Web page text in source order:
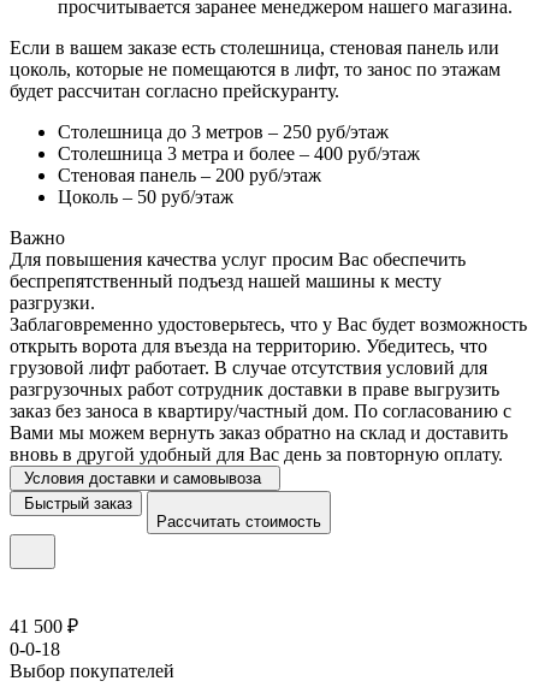
просчитывается заранее менеджером нашего магазина.
Если в вашем заказе есть столешница, стеновая панель или
цоколь, которые не помещаются в лифт, то занос по этажам
будет рассчитан согласно прейскуранту.
Столешница до 3 метров – 250 руб/этаж
Столешница 3 метра и более – 400 руб/этаж
Стеновая панель – 200 руб/этаж
Цоколь – 50 руб/этаж
Важно
Для повышения качества услуг просим Вас обеспечить
беспрепятственный подъезд нашей машины к месту
разгрузки.
Заблаговременно удостоверьтесь, что у Вас будет возможность
открыть ворота для въезда на территорию. Убедитесь, что
грузовой лифт работает. В случае отсутствия условий для
разгрузочных работ сотрудник доставки в праве выгрузить
заказ без заноса в квартиру/частный дом. По согласованию с
Вами мы можем вернуть заказ обратно на склад и доставить
вновь в другой удобный для Вас день за повторную оплату.
Условия доставки и самовывоза
Быстрый заказ
Рассчитать стоимость
41 500 ₽
0-0-18
Выбор покупателей